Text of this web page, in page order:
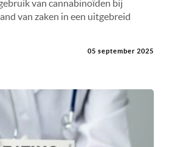
van cannabinoïden bij
van zaken in een uitgebreid
05 september 2025